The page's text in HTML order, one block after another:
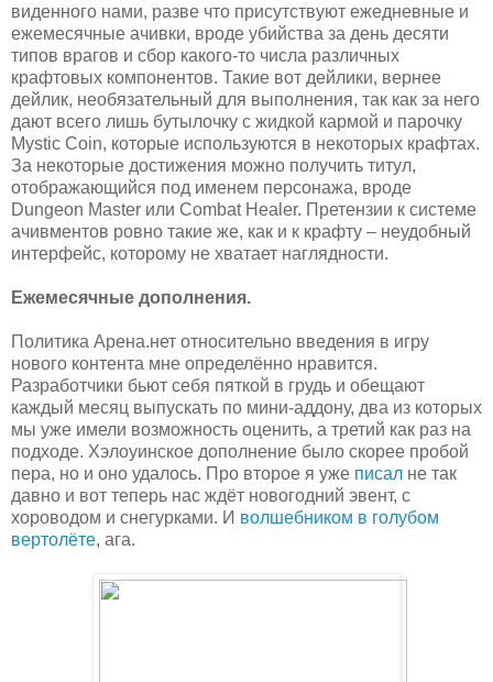
виденного нами, разве что присутствуют ежедневные и
ежемесячные ачивки, вроде убийства за день десяти
типов врагов и сбор какого-то числа различных
крафтовых компонентов. Такие вот дейлики, вернее
дейлик, необязательный для выполнения, так как за него
дают всего лишь бутылочку с жидкой кармой и парочку
Mystic Coin, которые используются в некоторых крафтах.
За некоторые достижения можно получить титул,
отображающийся под именем персонажа, вроде
Dungeon Master или Combat Healer. Претензии к системе
ачивментов ровно такие же, как и к крафту – неудобный
интерфейс, которому не хватает наглядности.
Ежемесячные дополнения.
Политика Арена.нет относительно введения в игру
нового контента мне определённо нравится.
Разработчики бьют себя пяткой в грудь и обещают
каждый месяц выпускать по мини-аддону, два из которых
мы уже имели возможность оценить, а третий как раз на
подходе. Хэлоуинское дополнение было скорее пробой
пера, но и оно удалось. Про второе я уже писал не так
давно и вот теперь нас ждёт новогодний эвент, с
хороводом и снегурками. И волшебником в голубом
вертолёте, ага.